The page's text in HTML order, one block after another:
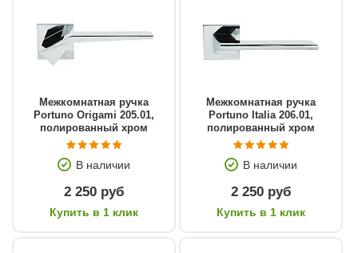
Межкомнатная ручка
Portuno Origami 205.01,
полированный хром
В наличии
2 250 руб
Купить в 1 клик
Межкомнатная ручка
Portuno Italia 206.01,
полированный хром
В наличии
2 250 руб
Купить в 1 клик